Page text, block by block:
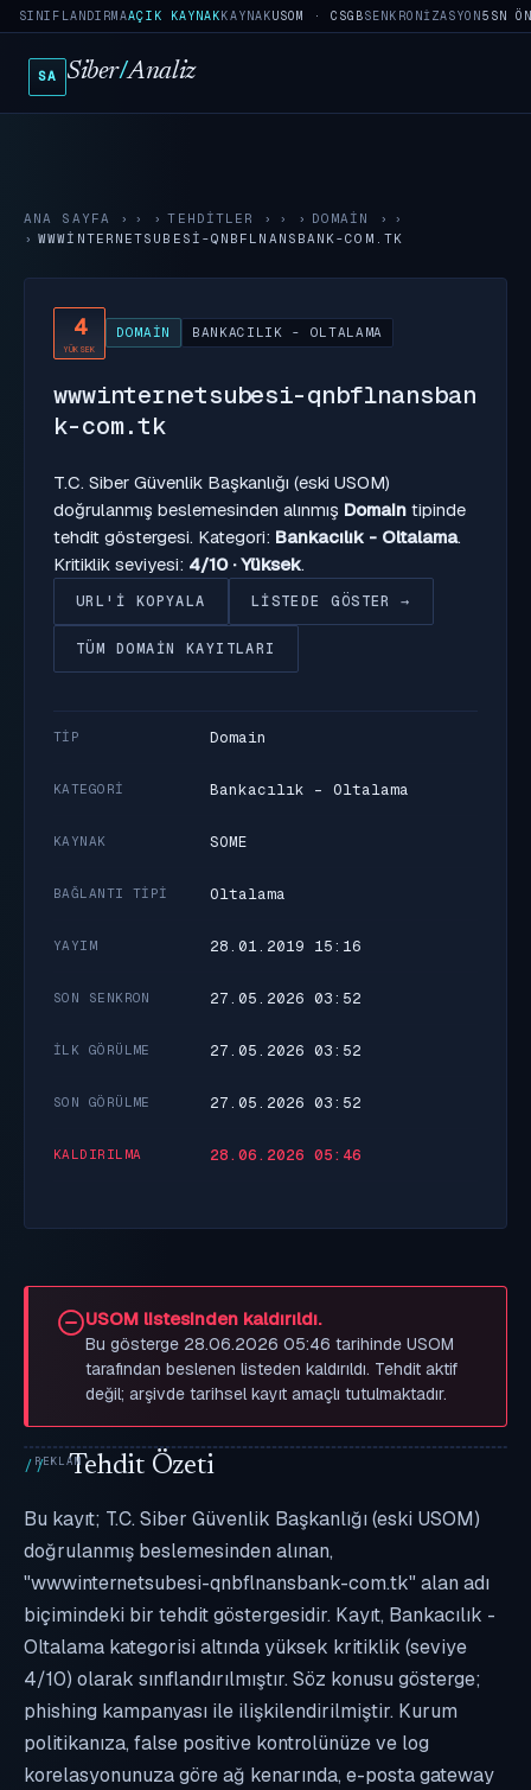
SINIFLANDIRMAAÇIK KAYNAKKAYNAKUSOM · CSGBSENKRONIZASYON5SN
SA Siber/Analiz
ANA SAYFA › TEHDITLER › DOMAIN
›
WWWINTERNETSUBESI-QNBFLNANSBANK-COM.TK
4
YÜKSEK
DOMAIN BANKACILIK - OLTALAMA
wwwinternetsubesi-qnbflnansban
k-com.tk
T.C. Siber Güvenlik Başkanlığı (eski USOM)
doğrulanmış beslemesinden alınmış Domain tipinde
tehdit göstergesi. Kategori: Bankacılık - Oltalama.
Kritiklik seviyesi: 4/10 · Yüksek.
URL'I KOPYALA LISTEDE GÖSTER →
TÜM DOMAIN KAYITLARI
TIP Domain
KATEGORI Bankacılık - Oltalama
KAYNAK SOME
BAĞLANTI TIPI Oltalama
YAYIM 28.01.2019 15:16
SON SENKRON 27.05.2026 03:52
İLK GÖRÜLME 27.05.2026 03:52
SON GÖRÜLME 27.05.2026 03:52
KALDIRILMA 28.06.2026 05:46
USOM listesinden kaldırıldı.
Bu gösterge 28.06.2026 05:46 tarihinde USOM
tarafından beslenen listeden kaldırıldı. Tehdit aktif
değil; arşivde tarihsel kayıt amaçlı tutulmaktadır.
Tehdit Özeti
Bu kayıt; T.C. Siber Güvenlik Başkanlığı (eski USOM)
doğrulanmış beslemesinden alınan,
"wwwinternetsubesi-qnbflnansbank-com.tk" alan adı
biçimindeki bir tehdit göstergesidir. Kayıt, Bankacılık -
Oltalama kategorisi altında yüksek kritiklik (seviye
4/10) olarak sınıflandırılmıştır. Söz konusu gösterge;
phishing kampanyası ile ilişkilendirilmiştir. Kurum
politikanıza, false positive kontrolünüze ve log
korelasyonunuza göre ağ kenarında, e-posta gateway